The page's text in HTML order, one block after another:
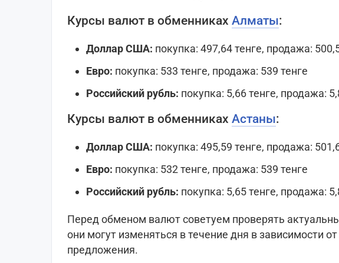
Курсы валют в обменниках Алматы:
Доллар США: покупка: 497,64 тенге, продажа:
Евро: покупка: 533 тенге, продажа: 539 тенге
Российский рубль: покупка: 5,66 тенге, продажа:
Курсы валют в обменниках Астаны:
Доллар США: покупка: 495,59 тенге, продажа:
Евро: покупка: 532 тенге, продажа: 539 тенге
Российский рубль: покупка: 5,65 тенге, продажа:
Перед обменом валют советуем проверять
они могут изменяться в течение дня в зависимости от
предложения.